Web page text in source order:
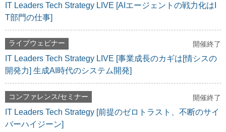
IT Leaders Tech Strategy LIVE [AIエージェントの戦力化はI
T部門の仕事]
ライブウェビナー 開催終了
IT Leaders Tech Strategy LIVE [事業成長のカギは[情シスの
開発力] 生成AI時代のシステム開発]
コンファレンス/セミナー 開催終了
IT Leaders Tech Strategy [前提のゼロトラスト、不断のサイ
バーハイジーン]